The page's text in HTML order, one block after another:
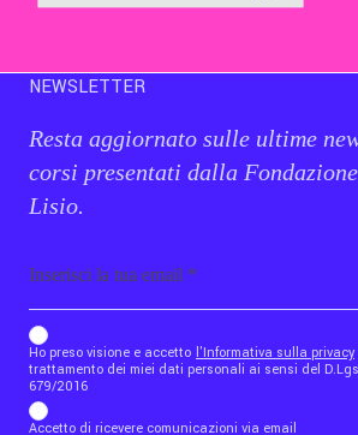
NEWSLETTER
Resta aggiornato sulle ultime
corsi presentati dalla
Lisio.
Ho preso visione e accetto l'Informativa sulla privacy
trattamento dei miei dati personali ai sensi del
679/2016
Accetto di ricevere comunicazioni via email